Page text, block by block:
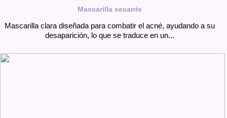
Mascarilla secante
Mascarilla clara diseñada para combatir el acné, ayudando a su
desaparición, lo que se traduce en un...